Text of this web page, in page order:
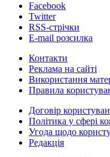
Facebook
Twitter
RSS-стрічки
E-mail розсилка
Контакти
Реклама на сайті
Використання
Правила
Договір
Політика у сфері
Угода щодо
Редакція